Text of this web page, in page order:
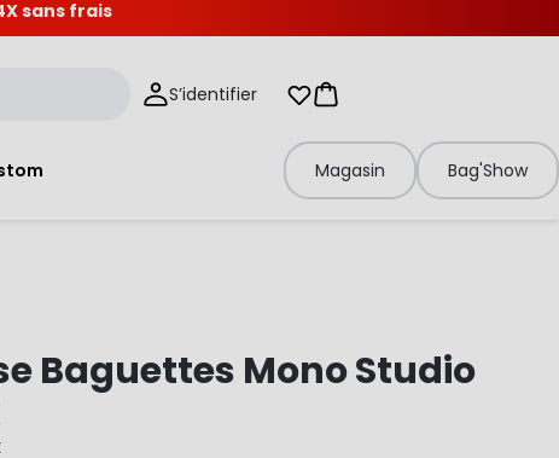
sans frais
S’identifier Mes listes d'envies
Panier
Magasin Bag'Show
Baguettes Mono Studio